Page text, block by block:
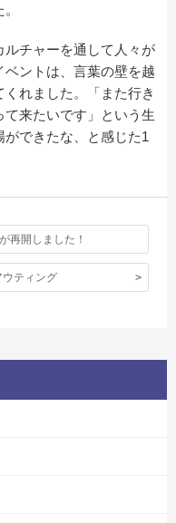
チャーを通して人々が
ントは、言葉の壁を越
れました。「また行き
来たいです」という生
できたな、と感じた1
再開しました！
ティング